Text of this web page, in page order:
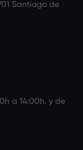
Santiago de
a 14:00h. y de